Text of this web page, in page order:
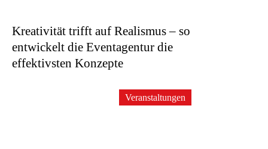
Kreativität trifft auf Realismus – so
entwickelt die Eventagentur die
effektivsten Konzepte
Veranstaltungen